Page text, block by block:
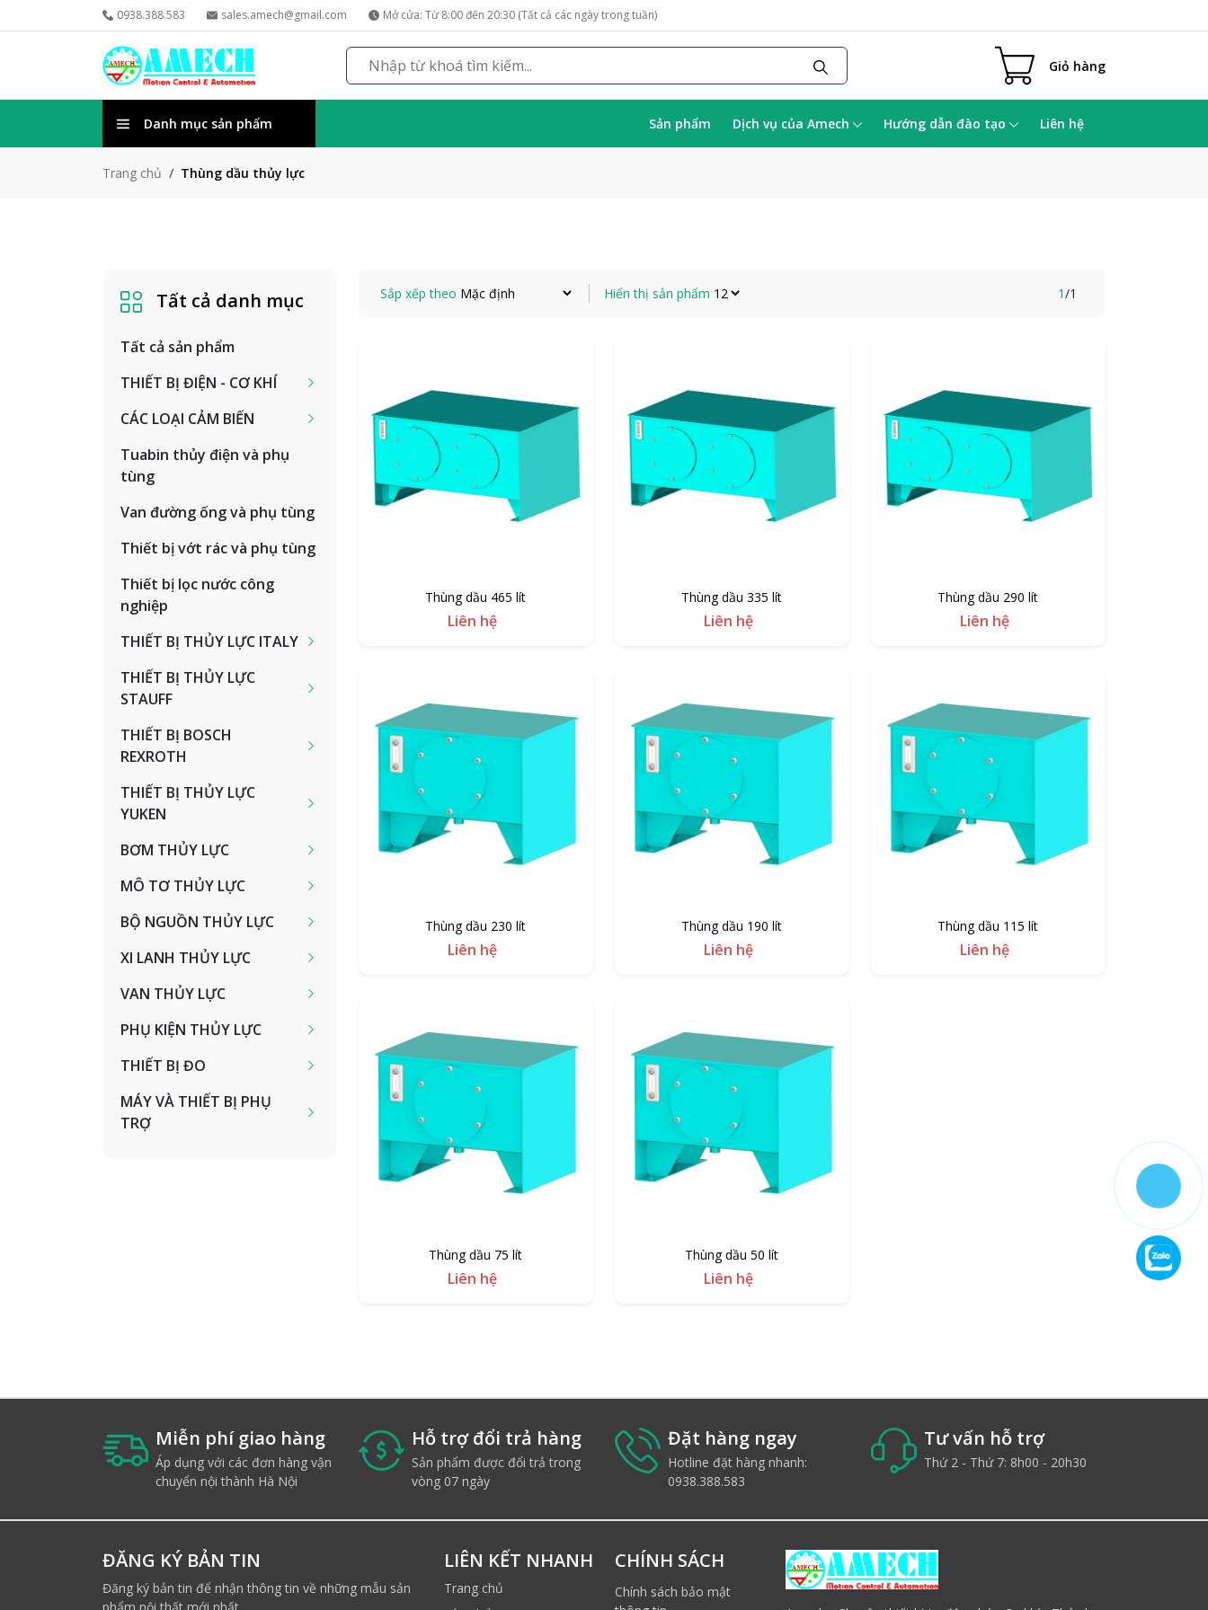
0938.388.583 sales.amech@gmail.com Mở cửa: Từ 8:00 đến 20:30 (Tất cả các ngày trong tuần)
Giỏ hàng
Danh mục sản phẩm Sản phẩm Dịch vụ của Amech Hướng dẫn đào tạo Liên hệ
Trang chủ Thùng dầu thủy lực
Tất cả danh mục
Tất cả sản phẩm
THIẾT BỊ ĐIỆN - CƠ KHÍ
CÁC LOẠI CẢM BIẾN
Tuabin thủy điện và phụ
tùng
Van đường ống và phụ tùng
Thiết bị vớt rác và phụ tùng
Thiết bị lọc nước công
nghiệp
THIẾT BỊ THỦY LỰC ITALY
THIẾT BỊ THỦY LỰC
STAUFF
THIẾT BỊ BOSCH
REXROTH
THIẾT BỊ THỦY LỰC
YUKEN
BƠM THỦY LỰC
MÔ TƠ THỦY LỰC
BỘ NGUỒN THỦY LỰC
XI LANH THỦY LỰC
VAN THỦY LỰC
PHỤ KIỆN THỦY LỰC
THIẾT BỊ ĐO
MÁY VÀ THIẾT BỊ PHỤ
TRỢ
Sắp xếp theo Hiển thị sản phẩm 1/1
Thùng dầu 465 lít
Liên hệ
Thùng dầu 335 lít
Liên hệ
Thùng dầu 290 lít
Liên hệ
Thùng dầu 230 lít
Liên hệ
Thùng dầu 190 lít
Liên hệ
Thùng dầu 115 lít
Liên hệ
Thùng dầu 75 lít
Liên hệ
Thùng dầu 50 lít
Liên hệ
Miễn phí giao hàng
Áp dụng với các đơn hàng vận
chuyển nội thành Hà Nội
Hỗ trợ đổi trả hàng
Sản phẩm được đổi trả trong
vòng 07 ngày
Đặt hàng ngay
Hotline đặt hàng nhanh:
0938.388.583
Tư vấn hỗ trợ
Thứ 2 - Thứ 7: 8h00 - 20h30
ĐĂNG KÝ BẢN TIN
Đăng ký bản tin để nhận thông tin về những mẫu sản
LIÊN KẾT NHANH
Trang chủ
CHÍNH SÁCH
Chính sách bảo mật